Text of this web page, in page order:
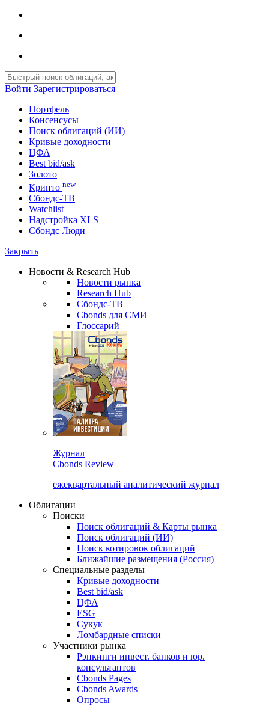
Войти Зарегистрироваться
Портфель
Консенсусы
Поиск облигаций (ИИ)
Кривые доходности
ЦФА
Best bid/ask
Золото
Крипто new
Сбондс-ТВ
Watchlist
Надстройка XLS
Сбондс Люди
Закрыть
Новости & Research Hub
Новости рынка
Research Hub
Сбондс-ТВ
Cbonds для СМИ
Глоссарий
Журнал
Cbonds Review
ежеквартальный аналитический журнал
Облигации
Поиски
Поиск облигаций & Карты рынка
Поиск облигаций (ИИ)
Поиск котировок облигаций
Ближайшие размещения (Россия)
Специальные разделы
Кривые доходности
Best bid/ask
ЦФА
ESG
Сукук
Ломбардные списки
Участники рынка
Рэнкинги инвест. банков и юр.
консультантов
Cbonds Pages
Cbonds Awards
Опросы